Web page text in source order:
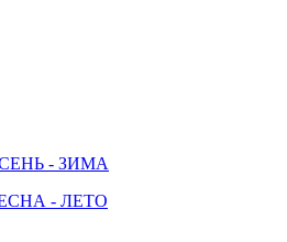
- ЗИМА
- ЛЕТО